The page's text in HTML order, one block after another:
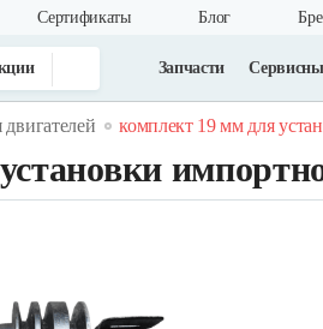
Cертификаты Блог
Запчасти
комплект 19 мм для